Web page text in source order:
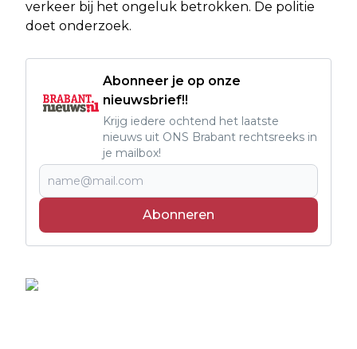
verkeer bij het ongeluk betrokken. De politie
doet onderzoek.
Abonneer je op onze
nieuwsbrief!!
Krijg iedere ochtend het laatste
nieuws uit ONS Brabant rechtsreeks in
je mailbox!
Abonneren